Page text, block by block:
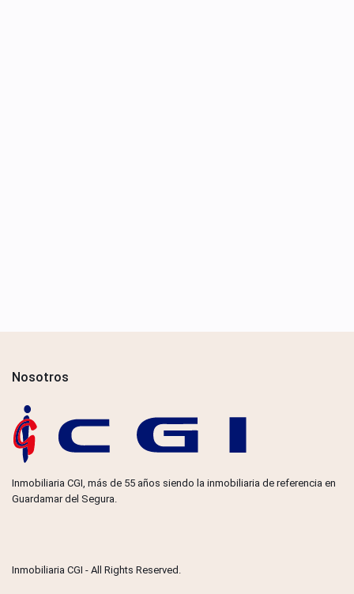
Nosotros
Inmobiliaria CGI, más de 55 años siendo la inmobiliaria de referencia en
Guardamar del Segura.
Inmobiliaria CGI - All Rights Reserved.